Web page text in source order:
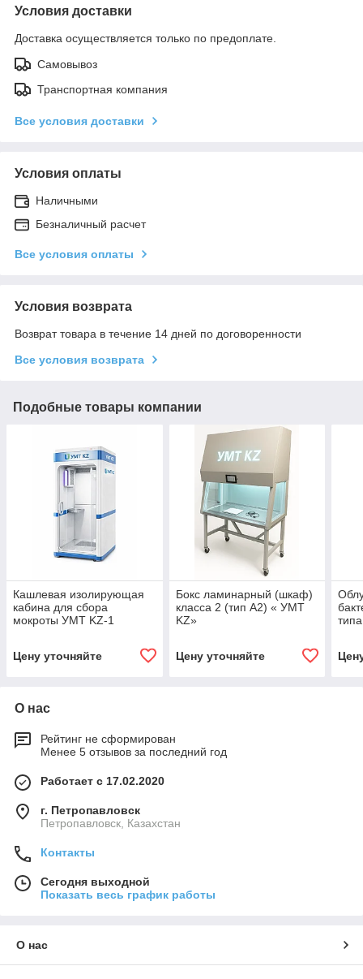
Условия доставки
Доставка осуществляется только по предоплате.
Самовывоз
Транспортная компания
Все условия доставки
Условия оплаты
Наличными
Безналичный расчет
Все условия оплаты
Условия возврата
Возврат товара в течение 14 дней по договоренности
Все условия возврата
Подобные товары компании
Кашлевая изолирующая
кабина для сбора
мокроты УМТ KZ-1
Цену уточняйте
Бокс ламинарный (шкаф)
класса 2 (тип А2) « УМТ
KZ»
Цену уточняйте
О нас
Рейтинг не сформирован
Менее 5 отзывов за последний год
Работает с 17.02.2020
г. Петропавловск
Петропавловск, Казахстан
Контакты
Сегодня выходной
Показать весь график работы
О нас